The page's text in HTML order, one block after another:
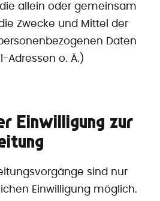
allein oder gemeinsam
Zwecke und Mittel der
Daten
Adressen o. Ä.)
Einwilligung zur
sind nur
Einwilligung möglich.